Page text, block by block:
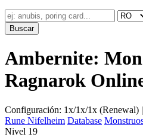
Ambernite:
Ragnarok
Configuración: 1x/1x/1x (Renewal) |
Rune Nifelheim Database
Nivel 19